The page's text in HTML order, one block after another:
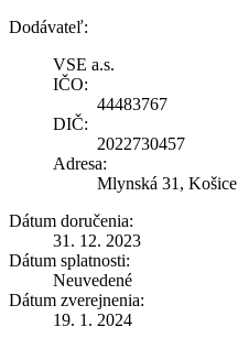
Dodávateľ:
VSE a.s.
IČO:
44483767
DIČ:
2022730457
Adresa:
Mlynská 31, Košice
Dátum doručenia:
31. 12. 2023
Dátum splatnosti:
Neuvedené
Dátum zverejnenia:
19. 1. 2024